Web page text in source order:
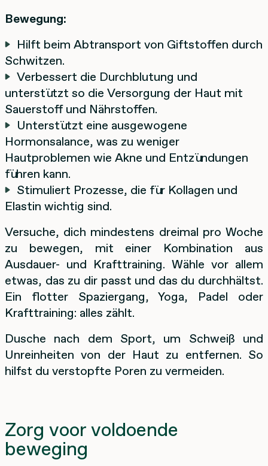
Bewegung:
Hilft beim Abtransport von Giftstoffen durch
Schwitzen.
Verbessert die Durchblutung und
unterstützt so die Versorgung der Haut mit
Sauerstoff und Nährstoffen.
Unterstützt eine ausgewogene
Hormonsalance, was zu weniger
Hautproblemen wie Akne und Entzündungen
führen kann.
Stimuliert Prozesse, die für Kollagen und
Elastin wichtig sind.
Versuche, dich mindestens dreimal pro Woche
zu bewegen, mit einer Kombination aus
Ausdauer- und Krafttraining. Wähle vor allem
etwas, das zu dir passt und das du durchhältst.
Ein flotter Spaziergang, Yoga, Padel oder
Krafttraining: alles zählt.
Dusche nach dem Sport, um Schweiß und
Unreinheiten von der Haut zu entfernen. So
hilfst du verstopfte Poren zu vermeiden.
Zorg voor voldoende
beweging